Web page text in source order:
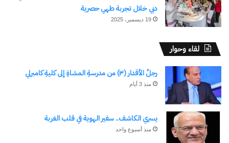
التاريخي لمصر القديمة، إلى جانب ملاحق عن توت عنخ
آمون، ورمسيس الثاني، وخنوم حتب الثاني، ليأخذ
القارئ في رحلة داخل قلب الحضارة المصرية.
المجلس الأعلى للثقافة
ينظم المجلس الأعلى للثقافة، برئاسة الدكتور أشرف
العزازي، من خلال المركز القومي لثقافة الطفل،
احتفالية فنية يقدم فيها الأطفال أوبريت “إيزيس
دبي خلال تجربة طهي حصرية
19 ديسمبر، 2025
لقاء وحوار
رجلُ الأقدار (٣) من مدرسةِ المشاةِ إلى كليةِ كامبرلي
منذ 3 أيام
يسري الكاشف.. سفير الهوية في قلب الغربة
منذ أسبوع واحد